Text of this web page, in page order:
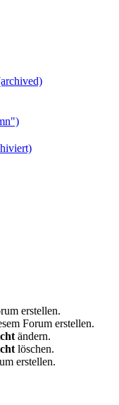
erstellen.
Forum erstellen.
ändern.
löschen.
erstellen.